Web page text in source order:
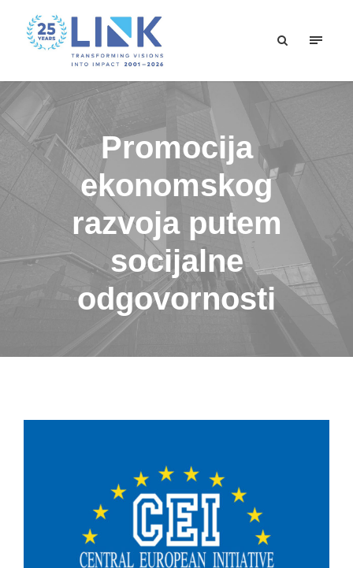
Promocija
ekonomskog
razvoja putem
socijalne
odgovornosti